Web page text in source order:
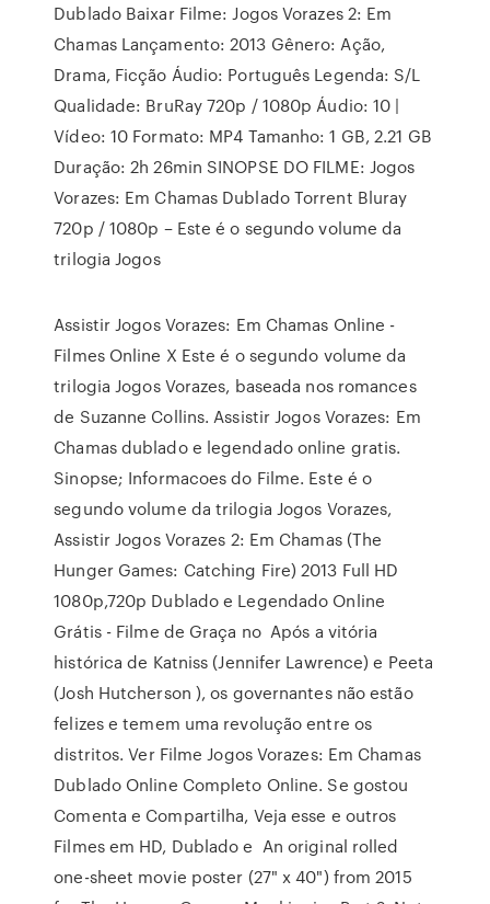
Dublado Baixar Filme: Jogos Vorazes 2: Em
Chamas Lançamento: 2013 Gênero: Ação,
Drama, Ficção Áudio: Português Legenda: S/L
Qualidade: BruRay 720p / 1080p Áudio: 10 |
Vídeo: 10 Formato: MP4 Tamanho: 1 GB, 2.21 GB
Duração: 2h 26min SINOPSE DO FILME: Jogos
Vorazes: Em Chamas Dublado Torrent Bluray
720p / 1080p – Este é o segundo volume da
trilogia Jogos
Assistir Jogos Vorazes: Em Chamas Online -
Filmes Online X Este é o segundo volume da
trilogia Jogos Vorazes, baseada nos romances
de Suzanne Collins. Assistir Jogos Vorazes: Em
Chamas dublado e legendado online gratis.
Sinopse; Informacoes do Filme. Este é o
segundo volume da trilogia Jogos Vorazes,
Assistir Jogos Vorazes 2: Em Chamas (The
Hunger Games: Catching Fire) 2013 Full HD
1080p,720p Dublado e Legendado Online
Grátis - Filme de Graça no Após a vitória
histórica de Katniss (Jennifer Lawrence) e Peeta
(Josh Hutcherson ), os governantes não estão
felizes e temem uma revolução entre os
distritos. Ver Filme Jogos Vorazes: Em Chamas
Dublado Online Completo Online. Se gostou
Comenta e Compartilha, Veja esse e outros
Filmes em HD, Dublado e An original rolled
one-sheet movie poster (27" x 40") from 2015